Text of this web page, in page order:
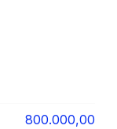
800.000,00